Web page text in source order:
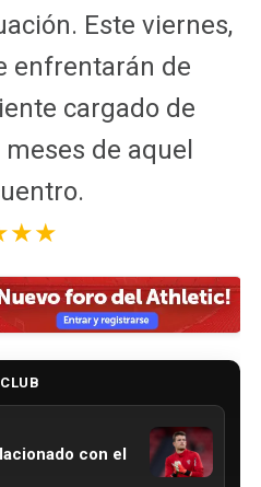
Este viernes,
enfrentarán de
cargado de
de aquel
con el